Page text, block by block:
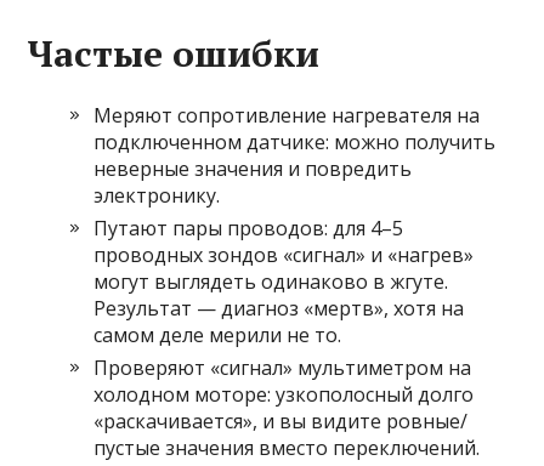
Частые ошибки
Меряют сопротивление нагревателя на
подключенном датчике: можно получить
неверные значения и повредить
электронику.
Путают пары проводов: для 4–5
проводных зондов «сигнал» и «нагрев»
могут выглядеть одинаково в жгуте.
Результат — диагноз «мертв», хотя на
самом деле мерили не то.
Проверяют «сигнал» мультиметром на
холодном моторе: узкополосный долго
«раскачивается», и вы видите ровные/
пустые значения вместо переключений.